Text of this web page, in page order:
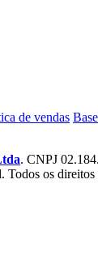
de vendas
. CNPJ
os direitos